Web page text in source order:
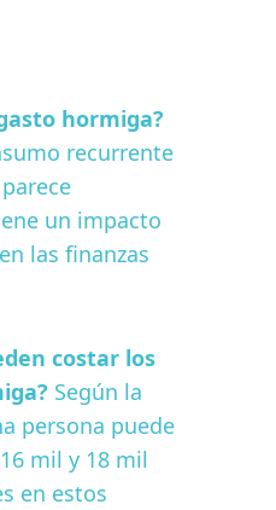
hormiga?
recurrente
un impacto
las finanzas
costar los
Según la
persona puede
mil y 18 mil
en estos